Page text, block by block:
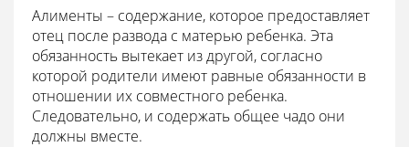
Алименты – содержание, которое предоставляет
отец после развода с матерью ребенка. Эта
обязанность вытекает из другой, согласно
которой родители имеют равные обязанности в
отношении их совместного ребенка.
Следовательно, и содержать общее чадо они
должны вместе.